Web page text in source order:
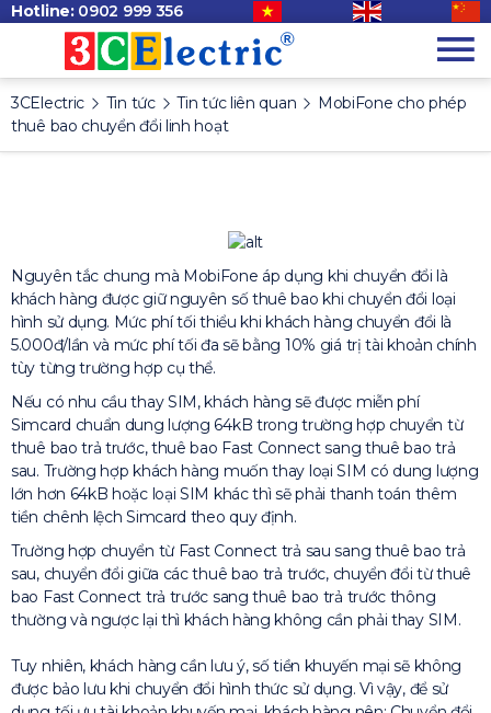
Hotline: 0902 999 356
3CElectric Tin tức Tin tức liên quan
MobiFone cho phép
thuê bao chuyển đổi linh hoạt
Nguyên tắc chung mà MobiFone áp dụng khi chuyển đổi là
khách hàng được giữ nguyên số thuê bao khi chuyển đổi loại
hình sử dụng. Mức phí tối thiểu khi khách hàng chuyển đổi là
5.000đ/lần và mức phí tối đa sẽ bằng 10% giá trị tài khoản chính
tùy từng trường hợp cụ thể.
Nếu có nhu cầu thay SIM, khách hàng sẽ được miễn phí
Simcard chuẩn dung lượng 64kB trong trường hợp chuyển từ
thuê bao trả trước, thuê bao Fast Connect sang thuê bao trả
sau. Trường hợp khách hàng muốn thay loại SIM có dung lượng
lớn hơn 64kB hoặc loại SIM khác thì sẽ phải thanh toán thêm
tiền chênh lệch Simcard theo quy định.
Trường hợp chuyển từ Fast Connect trả sau sang thuê bao trả
sau, chuyển đổi giữa các thuê bao trả trước, chuyển đổi từ thuê
bao Fast Connect trả trước sang thuê bao trả trước thông
thường và ngược lại thì khách hàng không cần phải thay SIM.
Tuy nhiên, khách hàng cần lưu ý, số tiền khuyến mại sẽ không
được bảo lưu khi chuyển đổi hình thức sử dụng. Vì vậy, để sử